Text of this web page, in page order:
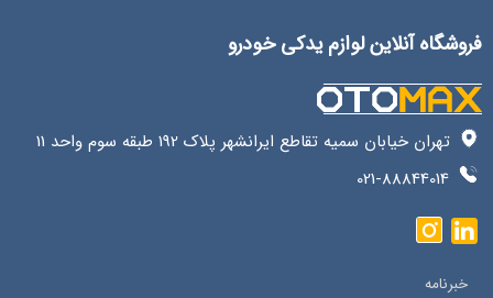
فروشگاه آنلاین لوازم یدکی خودرو
تهران خیابان سمیه تقاطع ایرانشهر پلاک 192 طبقه سوم واحد 11
021-88844014
خبرنامه